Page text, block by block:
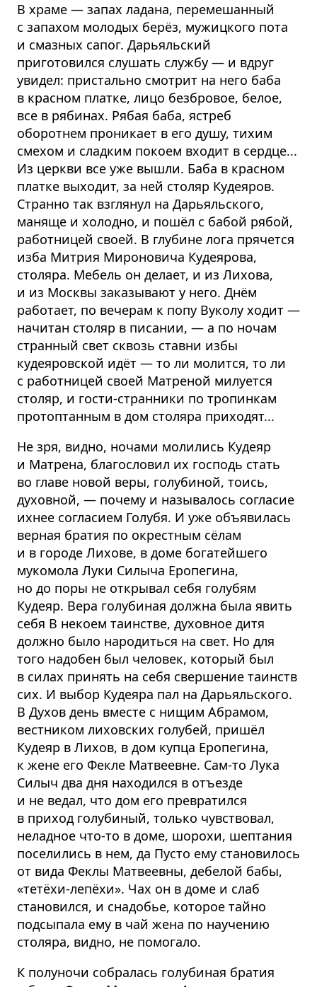
В храме — запах ладана, перемешанный
с запахом молодых берёз, мужицкого пота
и смазных сапог. Дарьяльский
приготовился слушать службу — и вдруг
увидел: пристально смотрит на него баба
в красном платке, лицо безбровое, белое,
все в рябинах. Рябая баба, ястреб
оборотнем проникает в его душу, тихим
смехом и сладким покоем входит в сердце...
Из церкви все уже вышли. Баба в красном
платке выходит, за ней столяр Кудеяров.
Странно так взглянул на Дарьяльского,
маняще и холодно, и пошёл с бабой рябой,
работницей своей. В глубине лога прячется
изба Митрия Мироновича Кудеярова,
столяра. Мебель он делает, и из Лихова,
и из Москвы заказывают у него. Днём
работает, по вечерам к попу Вуколу ходит —
начитан столяр в писании, — а по ночам
странный свет сквозь ставни избы
кудеяровской идёт — то ли молится, то ли
с работницей своей Матреной милуется
столяр, и гости-странники по тропинкам
протоптанным в дом столяра приходят...
Не зря, видно, ночами молились Кудеяр
и Матрена, благословил их господь стать
во главе новой веры, голубиной, тоись,
духовной, — почему и называлось согласие
ихнее согласием Голубя. И уже объявилась
верная братия по окрестным сёлам
и в городе Лихове, в доме богатейшего
мукомола Луки Силыча Еропегина,
но до поры не открывал себя голубям
Кудеяр. Вера голубиная должна была явить
себя В некоем таинстве, духовное дитя
должно было народиться на свет. Но для
того надобен был человек, который был
в силах принять на себя свершение таинств
сих. И выбор Кудеяра пал на Дарьяльского.
В Духов день вместе с нищим Абрамом,
вестником лиховских голубей, пришёл
Кудеяр в Лихов, в дом купца Еропегина,
к жене его Фекле Матвеевне. Сам-то Лука
Силыч два дня находился в отъезде
и не ведал, что дом его превратился
в приход голубиный, только чувствовал,
неладное что-то в доме, шорохи, шептания
поселились в нем, да Пусто ему становилось
от вида Феклы Матвеевны, дебелой бабы,
«тетёхи-лепёхи». Чах он в доме и слаб
становился, и снадобье, которое тайно
подсыпала ему в чай жена по научению
столяра, видно, не помогало.
К полуночи собралась голубиная братия